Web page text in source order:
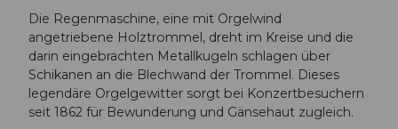
Die Regenmaschine, eine mit Orgelwind
angetriebene Holztrommel, dreht im Kreise und die
darin eingebrachten Metallkugeln schlagen über
Schikanen an die Blechwand der Trommel. Dieses
legendäre Orgelgewitter sorgt bei Konzertbesuchern
seit 1862 für Bewunderung und Gänsehaut zugleich.